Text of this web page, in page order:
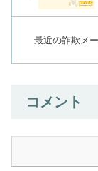
最近の詐欺メ
コメント